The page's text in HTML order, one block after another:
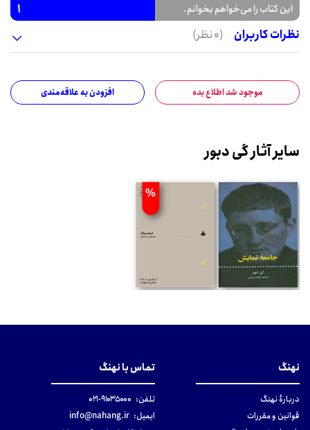
این کتاب را می‌خواهم بخوانم.
1
نظرات کاربران
(0 نظر)
موجود شد اطلاع بده افزودن به علاقه‌مندی
سایر آثار گی دبور
%
نهنگ
دربارهٔ نهنگ
قوانین و مقررات
تماس با نهنگ
تلفن: ۹۱۰۳۵۰۰۰-۰۲۱
ایمیل: info@nahang.ir